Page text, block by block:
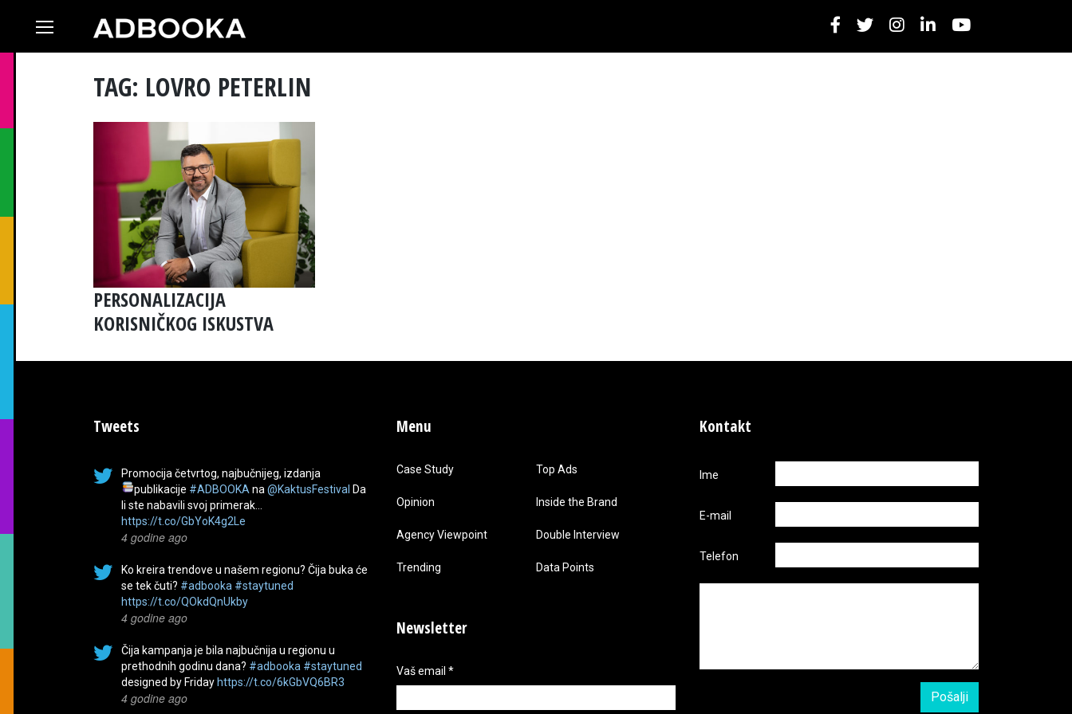
TAG: LOVRO PETERLIN
PERSONALIZACIJA
KORISNIČKOG ISKUSTVA
Tweets
Promocija četvrtog, najbučnijeg, izdanja
publikacije #ADBOOKA na @KaktusFestival Da
li ste nabavili svoj primerak…
https://t.co/GbYoK4g2Le
4 godine ago
Ko kreira trendove u našem regionu? Čija buka će
se tek čuti? #adbooka #staytuned
https://t.co/QOkdQnUkby
4 godine ago
Čija kampanja je bila najbučnija u regionu u
prethodnih godinu dana? #adbooka #staytuned
designed by Friday https://t.co/6kGbVQ6BR3
4 godine ago
Menu
Case Study Top Ads
Opinion Inside the Brand
Agency Viewpoint Double Interview
Trending Data Points
Newsletter
Vaš email *
Kontakt
Ime
E-mail
Telefon